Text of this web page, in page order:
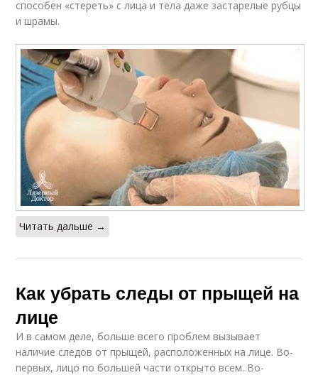
способен «стереть» с лица и тела даже застарелые рубцы
и шрамы.
Читать дальше →
Как убрать следы от прыщей на
лице
И в самом деле, больше всего проблем вызывает
наличие следов от прыщей, расположенных на лице. Во-
первых, лицо по большей части открыто всем. Во-